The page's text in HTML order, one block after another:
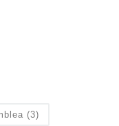
(3)